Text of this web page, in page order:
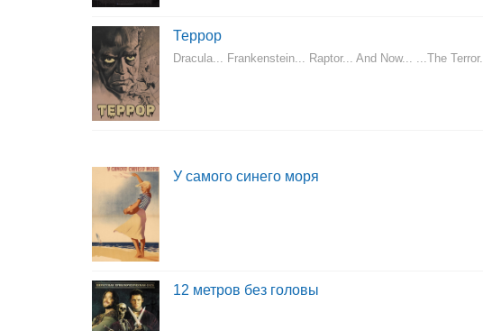
Террор
Dracula... Frankenstein... Raptor... And Now... ...The Terror.
У самого синего моря
12 метров без головы